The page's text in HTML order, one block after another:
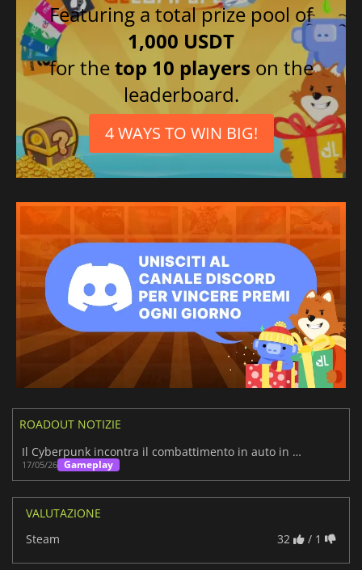
Featuring a total prize pool of
1,000 USDT
for thetop 10 players on the
leaderboard.
4 WAYS TO WIN BIG!
ROADOUT NOTIZIE
Il Cyberpunk incontra il combattimento in auto in RoadOut post-apocalittico
17/05/26 Gameplay
VALUTAZIONE
Steam
32 / 1